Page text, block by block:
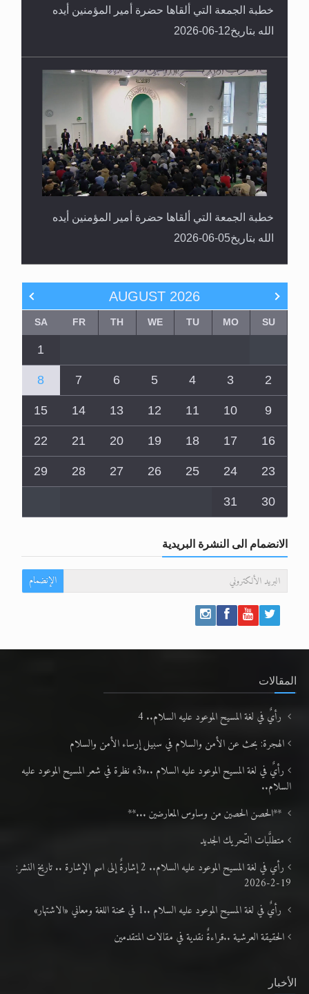
خطبة الجمعة التي ألقاها حضرة أمير المؤمنين أيده
الله بتاريخ12-06-2026
خطبة الجمعة التي ألقاها حضرة أمير المؤمنين أيده
الله بتاريخ05-06-2026
AUGUST 2026
SU
MO
TU
WE
TH
FR
SA
1
2
3
4
5
6
7
8
9
10
11
12
13
14
15
16
17
18
19
20
21
22
23
24
25
26
27
28
29
30
31
الانضمام الى النشرة البريدية
الإنضمام
المقالات
رأيٌ في لغة المسيح الموعود عليه السلام.. 4
الهجرة: بحث عن الأمن والسلام في سبيل إرساء الأمن والسلام
رأيٌ في لغة المسيح الموعود عليه السلام ..«3» نظرة في شعر المسيح الموعود عليه
السلام..
**الحصن الحصين من وساوس المعارضين ...**
متطلَّبات التّحريك الجديد
رأي في لغة المسيح الموعود عليه السلام.. 2 إشارةٌ إلى اسم الإشارة .. تاريخ النشر:
19-2-2026
رأيٌ في لغة المسيح الموعود عليه السلام ..1 في محنة اللغة ومعاني «الاشتهار»
الحقيقة العرشية ..قراءةٌ نقدية في مقالات المتقدمين
الأخبار